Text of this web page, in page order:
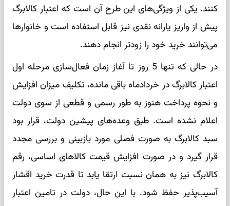
کنند. یکی از ویژگی‌های این طرح آن است که اعتبار کالابرگ
پیش از واریز یارانه نقدی نیز قابل استفاده است و خانوارها
می‌توانند خرید خود را زودتر انجام دهند.
در حالی که تنها 5 روز تا آغاز زمان فعال‌سازی مرحله اول
اعتبار کالابرگ در خردادماه باقی مانده، تکلیف میزان افزایش
و نحوه پرداخت هنوز به طور رسمی و قطعی از سوی دولت
اعلام نشده است. طبق وعده‌های پیشین دولت، قرار بود
سبد کالابرگ به صورت فصلی مورد بازبینی و بررسی مجدد
قرار گیرد و در صورت افزایش قیمت کالاهای اساسی، رقم
کالابرگ نیز به همان نسبت ارتقا یابد تا قدرت خرید اقشار
آسیب‌پذیر حفظ شود. با این حال، دولت در تامین اعتبار